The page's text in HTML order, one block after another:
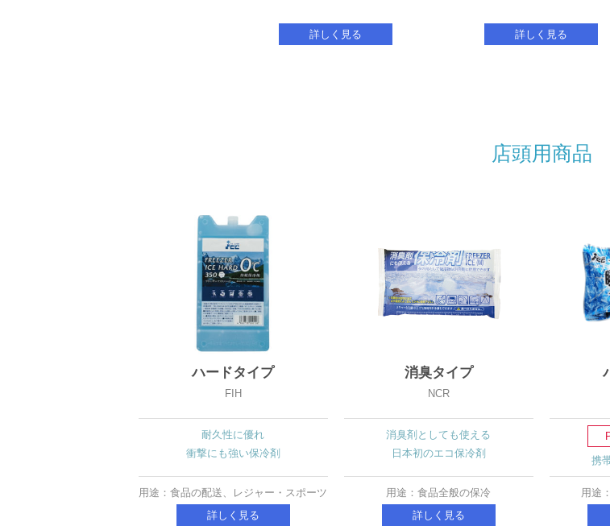
詳しく見る 詳しく見る
店頭用商品
ハードタイプ
FIH
耐久性に優れ
衝撃にも強い保冷剤
用途：食品の配送、レジャー・スポーツ
詳しく見る
消臭タイプ
NCR
消臭剤としても使える
日本初のエコ保冷剤
用途：食品全般の保冷
詳しく見る
携
用途